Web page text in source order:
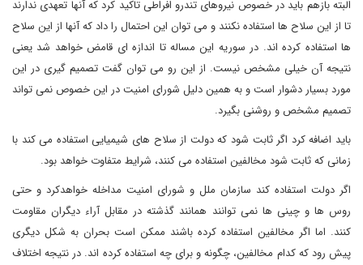
البته بازهم باید در خصوص نیروهای تندرو افراطی تاکید کرد که آنها تعهدی ندارند
تا از این سلاح ها استفاده نکنند و می توان این احتمال را داد که آنها از این سلاح
ها استفاده کرده اند. در سوریه این مساله تا اندازه ای قامض خواهد شد یعنی
نتیجه آن خیلی مشخص نیست. از این رو می توان گفت تصمیم گیری در این
مورد بسیار دشوار است و به همین دلیل شورای امنیت در این خصوص نمی تواند
تصمیم مشخص و روشنی بگیرد.
باید اضافه کرد اگر ثابت شود که دولت از سلاح های شیمیایی استفاده می کند با
زمانی که ثابت شود مخالفین استفاده می کنند، شرایط متفاوت خواهد بود.
اگر دولت استفاده کند سازمان ملل و شورای امنیت مداخله خواهدکرد و حتی
روس ها و چینی ها نمی توانند همانند گذشته در مقابل آراء دیگران مقاومت
کنند. اما اگر مخالفین استفاده کرده باشند ممکن است بحران به شکل دیگری
پیش رود که کدام مخالفین، چگونه و برای چه استفاده کرده اند. در نتیجه اختلاف